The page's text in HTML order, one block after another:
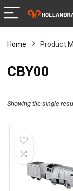
Home Product
‎CBY00
Showing the single